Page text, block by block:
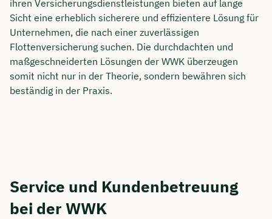
ihren Versicherungsdienstleistungen bieten auf lange
Sicht eine erheblich sicherere und effizientere Lösung für
Unternehmen, die nach einer zuverlässigen
Flottenversicherung suchen. Die durchdachten und
maßgeschneiderten Lösungen der WWK überzeugen
somit nicht nur in der Theorie, sondern bewähren sich
beständig in der Praxis.
Service und Kundenbetreuung
bei der WWK